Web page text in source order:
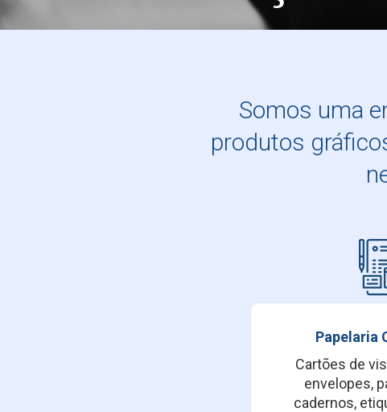
Somos uma
produtos
Papelaria
Cartões de
envelopes,
cadernos,